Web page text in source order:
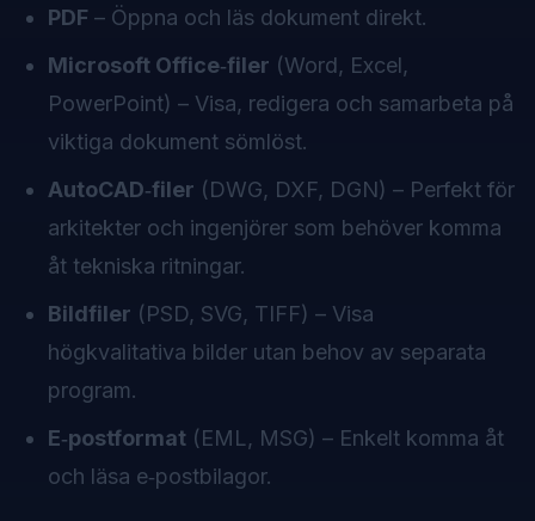
PDF – Öppna och läs dokument direkt.
Microsoft Office‑filer (Word, Excel,
PowerPoint) – Visa, redigera och samarbeta på
viktiga dokument sömlöst.
AutoCAD‑filer (DWG, DXF, DGN) – Perfekt för
arkitekter och ingenjörer som behöver komma
åt tekniska ritningar.
Bildfiler (PSD, SVG, TIFF) – Visa
högkvalitativa bilder utan behov av separata
program.
E‑postformat (EML, MSG) – Enkelt komma åt
och läsa e‑postbilagor.